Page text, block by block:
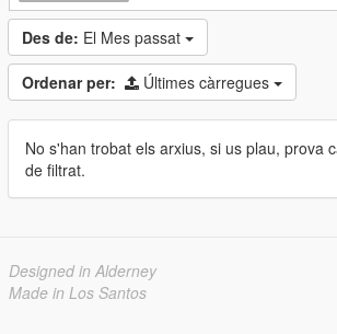
Des de: El Mes passat
Ordenar per: Últimes càrregues
No s'han trobat els arxius, si us plau, prova
de filtrat.
Designed in Alderney
Made in Los Santos